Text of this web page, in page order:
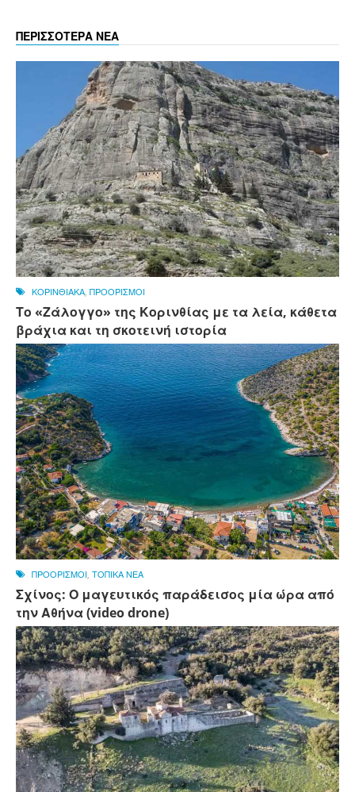
ΠΕΡΙΣΣΟΤΕΡΑ ΝΕΑ
ΚΟΡΙΝΘΙΑΚΑ ΠΡΟΟΡΙΣΜΟΙ
Το «Ζάλογγο» της Κορινθίας με τα λεία, κάθετα
βράχια και τη σκοτεινή ιστορία
ΠΡΟΟΡΙΣΜΟΙ ΤΟΠΙΚΑ ΝΕΑ
Σχίνος: Ο μαγευτικός παράδεισος μία ώρα από
την Αθήνα (video drone)